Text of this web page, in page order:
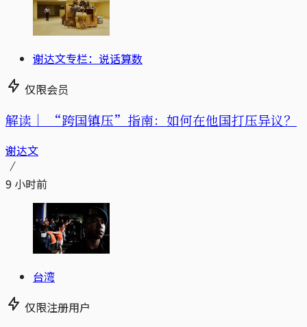
谢达文专栏：说话算数
仅限会员
解读｜ “跨国镇压”指南：如何在他国打压异议？
谢达文
9 小时前
台湾
仅限注册用户